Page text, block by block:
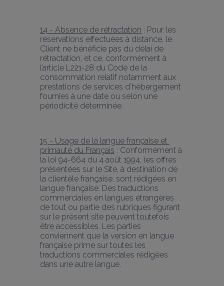
14 - Absence de rétractation : Pour les
réservations effectuées à distance, le
Client ne bénéficie pas du délai de
rétractation, et ce, conformément à
l’article L221-28 du Code de la
consommation relatif notamment aux
prestations de services d’hébergement
fournies à une date ou selon une
périodicité déterminée.
15 - Usage de la langue française et
primauté du Français : Conformément à
la loi 94-664 du 4 août 1994, les offres
présentées sur le Site, à destination de
la clientèle française, sont rédigées en
langue française. Des traductions
commerciales en langues étrangères
de tout ou partie des rubriques figurant
sur le présent site peuvent toutefois
être accessibles. Les parties
conviennent que la version en langue
française prime sur toutes les
traductions commerciales rédigées
dans une autre langue.